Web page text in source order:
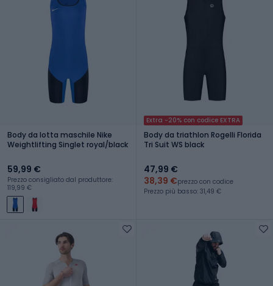
Body da lotta maschile Nike
Weightlifting Singlet royal/black
59,99 €
Prezzo consigliato dal produttore:
119,99 €
Extra -20% con codice EXTRA
Body da triathlon Rogelli Florida
Tri Suit WS black
47,99 €
38,39 €prezzo con codice
Prezzo più basso: 31,49 €